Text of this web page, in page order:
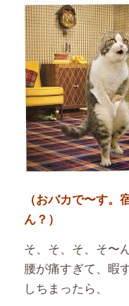
（おバカで〜す
ん？）
そ、そ、そ、そ〜
腰が痛すぎて、暇
しちまったら、